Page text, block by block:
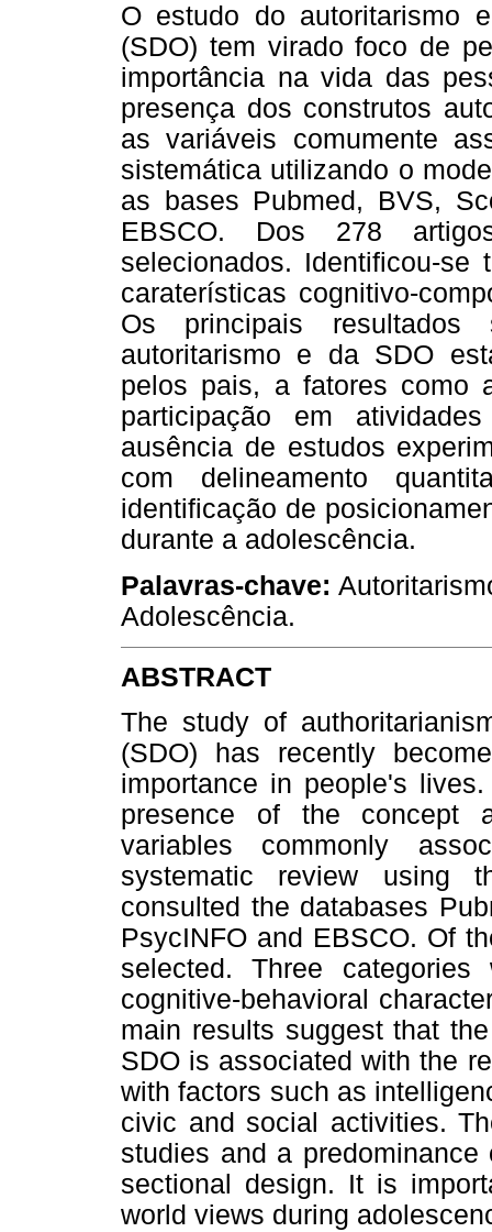
O estudo do autoritarismo
(SDO) tem virado foco de
importância na vida das
presença dos construtos
as variáveis comumente
sistemática utilizando o
as bases Pubmed, BVS,
EBSCO. Dos 278
selecionados. Identificou-se
caraterísticas cognitivo-
Os principais
autoritarismo e da SDO
pelos pais, a fatores como
participação em
ausência de estudos
com delineamento
identificação de
durante a adolescência.
Palavras-chave:
Adolescência.
ABSTRACT
The study of
(SDO) has recently
importance in people's
presence of the concept
variables commonly
systematic review using
consulted the databases
PsycINFO and EBSCO. Of
selected. Three categories
cognitive-behavioral
main results suggest that
SDO is associated with the
with factors such as
civic and social activities.
studies and a
sectional design. It is
world views during